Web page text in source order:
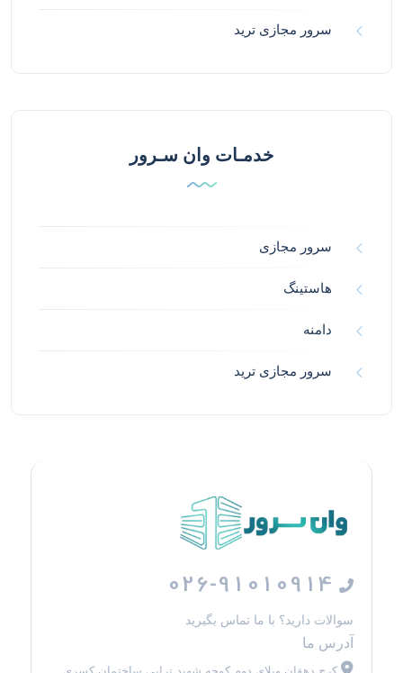
سرور مجازی ترید
خدمـات وان سـرور
سرور مجازی
هاستینگ
دامنه
سرور مجازی ترید
026-91010914
سوالات دارید؟ با ما تماس بگیرید
آدرس ما